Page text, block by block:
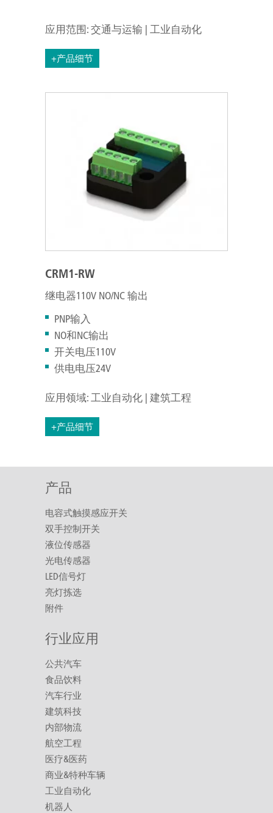
应用范围: 交通与运输 | 工业自动化
+产品细节
CRM1-RW
继电器110V NO/NC 输出
PNP输入
NO和NC输出
开关电压110V
供电电压24V
应用领域: 工业自动化 | 建筑工程
+产品细节
产品
电容式触摸感应开关
双手控制开关
液位传感器
光电传感器
LED信号灯
亮灯拣选
附件
行业应用
公共汽车
食品饮料
汽车行业
建筑科技
内部物流
航空工程
医疗&医药
商业&特种车辆
工业自动化
机器人